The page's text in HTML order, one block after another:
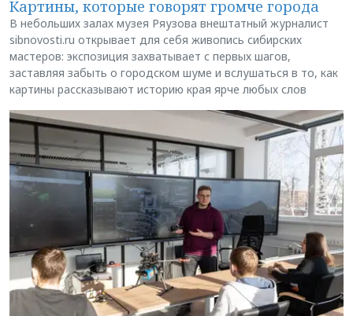
Картины, которые говорят громче города
В небольших залах музея Ряузова внештатный журналист
sibnovosti.ru открывает для себя живопись сибирских
мастеров: экспозиция захватывает с первых шагов,
заставляя забыть о городском шуме и вслушаться в то, как
картины рассказывают историю края ярче любых слов